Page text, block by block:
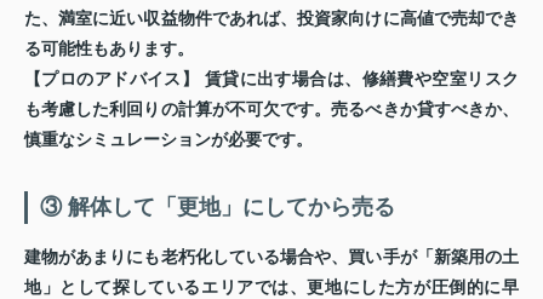
た、満室に近い収益物件であれば、投資家向けに高値で売却でき
る可能性もあります。
【プロのアドバイス】
賃貸に出す場合は、修繕費や空室リスク
も考慮した利回りの計算が不可欠です。売るべきか貸すべきか、
慎重なシミュレーションが必要です。
③ 解体して「更地」にしてから売る
建物があまりにも老朽化している場合や、買い手が「新築用の土
地」として探しているエリアでは、更地にした方が圧倒的に早